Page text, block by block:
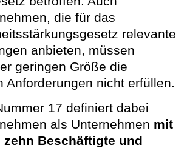
die für das
relevante
anbieten, müssen
geringen Größe die
Anforderungen nicht erfüllen.
17 definiert dabei
als Unternehmen mit
zehn Beschäftigte und